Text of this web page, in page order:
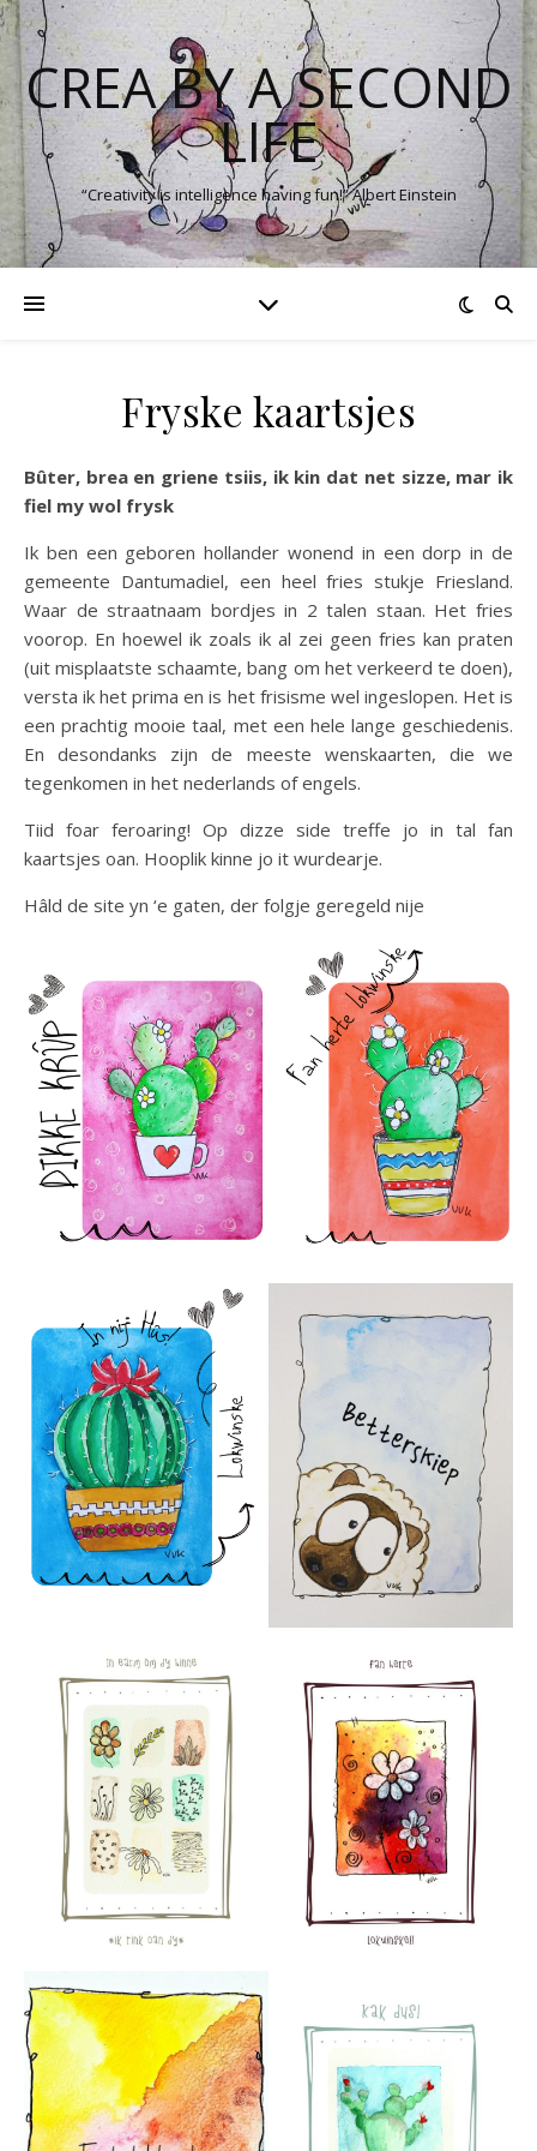
CREA BY A SECOND
LIFE
“Creativity is intelligence having fun!” Albert Einstein
Fryske kaartsjes
Bûter, brea en griene tsiis, ik kin dat net sizze, mar ik
fiel my wol frysk
Ik ben een geboren hollander wonend in een dorp in de
gemeente Dantumadiel, een heel fries stukje Friesland.
Waar de straatnaam bordjes in 2 talen staan. Het fries
voorop. En hoewel ik zoals ik al zei geen fries kan praten
(uit misplaatste schaamte, bang om het verkeerd te doen),
versta ik het prima en is het frisisme wel ingeslopen. Het is
een prachtig mooie taal, met een hele lange geschiedenis.
En desondanks zijn de meeste wenskaarten, die we
tegenkomen in het nederlands of engels.
Tiid foar feroaring! Op dizze side treffe jo in tal fan
kaartsjes oan. Hooplik kinne jo it wurdearje.
Hâld de site yn ‘e gaten, der folgje geregeld nije